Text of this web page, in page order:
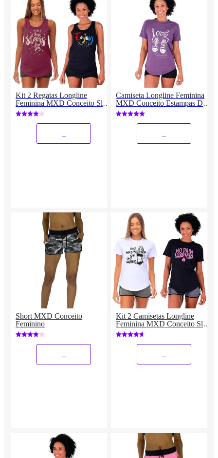
Kit 2 Regatas Longline
Feminina MXD Conceito Slim
Diversas Estampas
Camiseta Longline Feminina
MXD Conceito Estampas Dia
De Treino Fitness
Short MXD Conceito
Feminino
Kit 2 Camisetas Longline
Feminina MXD Conceito Slim
Diversas Estampas